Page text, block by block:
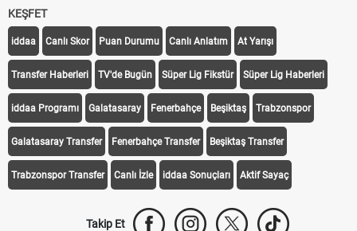
KEŞFET
iddaa Canlı Skor Puan Durumu Canlı Anlatım At Yarışı
Transfer Haberleri TV'de Bugün Süper Lig Fikstür Süper Lig Haberleri
iddaa Programı Galatasaray Fenerbahçe Beşiktaş Trabzonspor
Galatasaray Transfer Fenerbahçe Transfer Beşiktaş Transfer
Trabzonspor Transfer Canlı İzle iddaa Sonuçları Aktif Sayaç
Takip Et